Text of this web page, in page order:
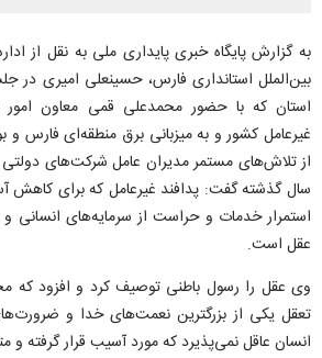
به گزارش پایگاه خبری پایداری ملی به نقل از
بین‌الملل استانداری فارس، حسینعلی امیری در
استان که با حضور محمدعلی قمی معاون امور
غیرعامل کشور و به میزبانی برق منطقه‌ای فارس و
از تلاش‌های مستمر مدیران عامل شرکت‌های
سال گذشته گفت: پدافند غیرعامل که برای کاهش
استمرار خدمات و حراست از سرمایه‌های انسانی
عقل است.
وی عقل را رسول باطنی توصیف کرد و افزود که
تعقل یکی از بزرگترین نعمت‌های خدا و
انسان عاقل نمی‌پذیرد که مورد آسیب قرار گرفته و